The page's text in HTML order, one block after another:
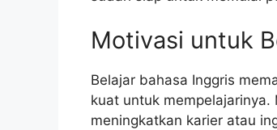
Motivasi untuk
Belajar bahasa Inggris
kuat untuk mempelajarinya.
meningkatkan karier atau